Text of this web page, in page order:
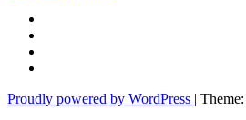
Proudly powered by WordPress |